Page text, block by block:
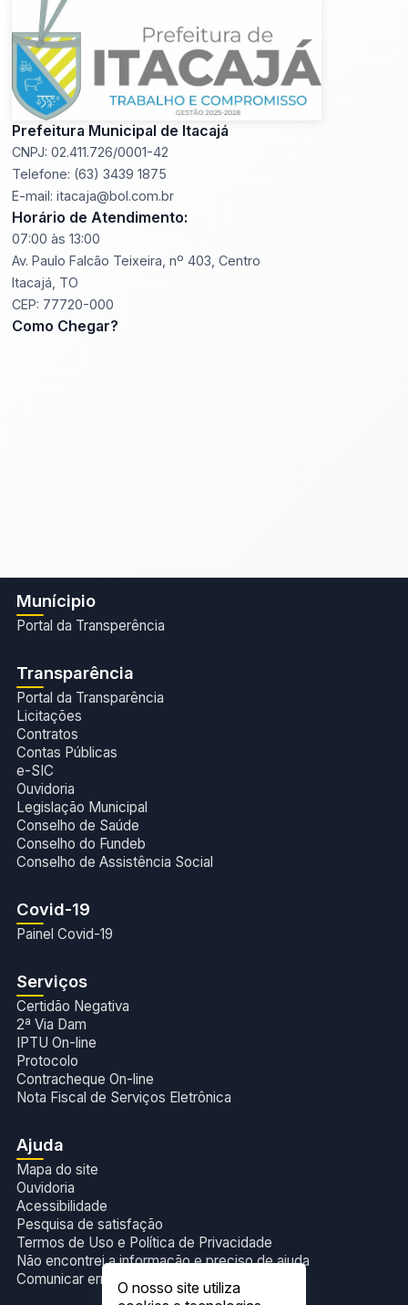
Prefeitura Municipal de Itacajá
CNPJ: 02.411.726/0001-42
Telefone: (63) 3439 1875
E-mail: itacaja@bol.com.br
Horário de Atendimento:
07:00 às 13:00
Av. Paulo Falcão Teixeira, nº 403, Centro
Itacajá, TO
CEP: 77720-000
Como Chegar?
Munícipio
Portal da Transperência
Transparência
Portal da Transparência
Licitações
Contratos
Contas Públicas
e-SIC
Ouvidoria
Legislação Municipal
Conselho de Saúde
Conselho do Fundeb
Conselho de Assistência Social
Covid-19
Painel Covid-19
Serviços
Certidão Negativa
2ª Via Dam
IPTU On-line
Protocolo
Contracheque On-line
Nota Fiscal de Serviços Eletrônica
Ajuda
Mapa do site
Ouvidoria
Acessibilidade
Pesquisa de satisfação
Termos de Uso e Política de Privacidade
Não encontrei a informação e preciso de ajuda
Comunicar erros no siteO nosso site utiliza